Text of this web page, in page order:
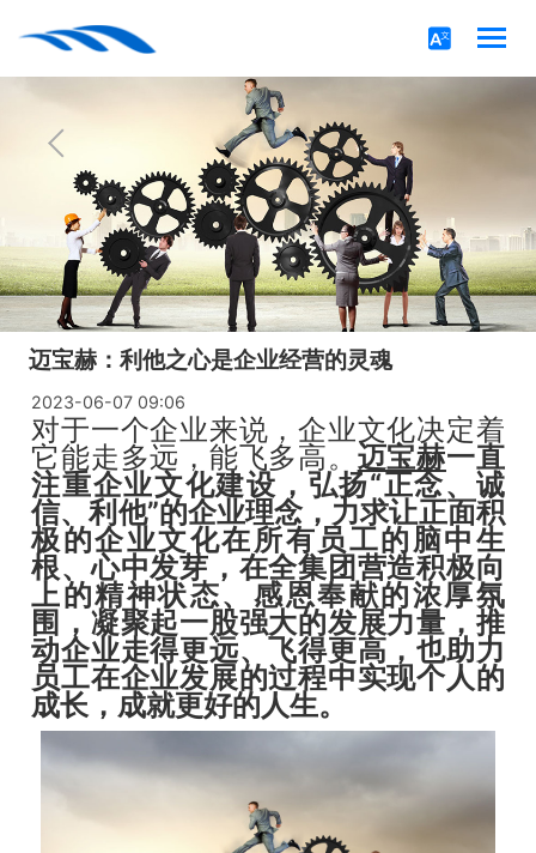
迈宝赫：利他之心是企业经营的灵魂
2023-06-07 09:06
对于一个企业来说，企业文化决定着
它能走多远，能飞多高。 迈宝赫一直
注重企业文化建设，弘扬“正念、诚
信、利他”的企业理念，力求让正面积
极的企业文化在所有员工的脑中生
根、心中发芽，在全集团营造积极向
上的精神状态、感恩奉献的浓厚氛
围，凝聚起一股强大的发展力量，推
动企业走得更远、飞得更高，也助力
员工在企业发展的过程中实现个人的
成长，成就更好的人生。